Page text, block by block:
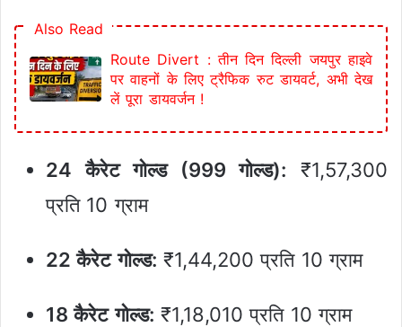
Also Read
Route Divert : तीन दिन दिल्ली जयपुर हाइवे
पर वाहनों के लिए ट्रैफिक रुट डायवर्ट, अभी देख
लें पूरा डायवर्जन !
24 कैरेट गोल्ड (999 गोल्ड): ₹1,57,300
प्रति 10 ग्राम
22 कैरेट गोल्ड: ₹1,44,200 प्रति 10 ग्राम
18 कैरेट गोल्ड: ₹1,18,010 प्रति 10 ग्राम